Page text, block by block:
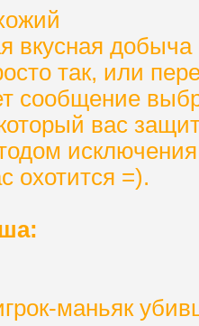
вкусная добыча
так, или
сообщение
вас
охотится =).
маньяк